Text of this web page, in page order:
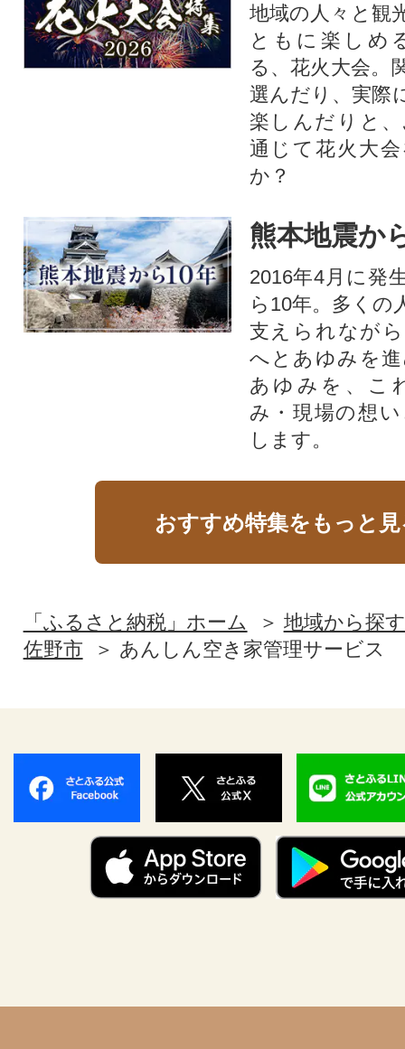
地域の人々と観
ともに楽しめ
る、花火大会。
選んだり、実際
楽しんだりと
通じて花火大
か？​
熊本地震か
2016年4月に発
ら10年。多くの
支えられなが
へとあゆみを
あゆみを、こ
み・現場の想
します。
おすすめ特集をもっと
「ふるさと納税」ホーム
地域から探す
佐野市
あんしん空き家管理サービス